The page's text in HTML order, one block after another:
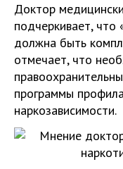
Доктор
подчеркивает, что
должна быть
отмечает, что
программы
наркозависимости.